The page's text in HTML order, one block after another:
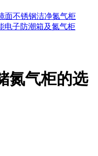
面不锈钢洁净氮气柜
电子防潮箱及氮气柜
氮气柜的选